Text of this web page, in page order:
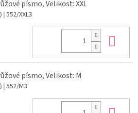
písmo, Velikost: XXL
| 552/XXL3
písmo, Velikost: M
| 552/M3